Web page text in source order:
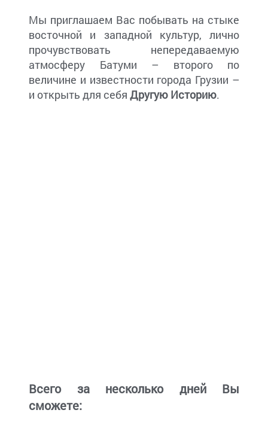
Мы приглашаем Вас побывать на стыке
восточной и западной культур, лично
прочувствовать непередаваемую
атмосферу Батуми – второго по
величине и известности города Грузии –
и открыть для себя Другую Историю.
Всего за несколько дней Вы
сможете: